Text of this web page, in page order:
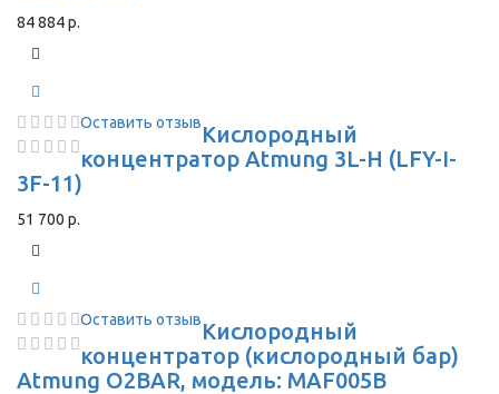
84 884 р.
Оставить отзывКислородный
концентратор Atmung 3L-H (LFY-I-
3F-11)
51 700 р.
Оставить отзывКислородный
концентратор (кислородный бар)
Atmung O2BAR, модель: MAF005B